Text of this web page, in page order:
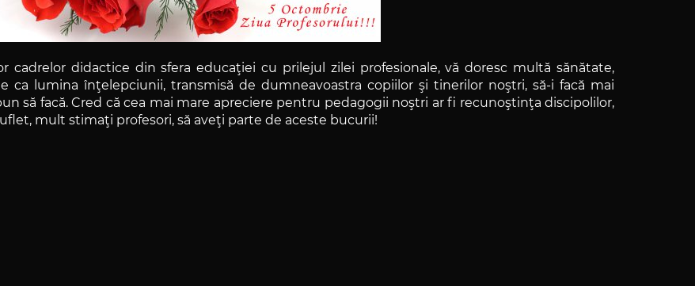
cadrelor didactice din sfera educaţiei cu prilejul zilei profesionale, vă doresc multă sănătate,
ca lumina înţelepciunii, transmisă de dumneavoastra copiilor şi tinerilor noştri, să-i facă mai
să facă. Cred că cea mai mare apreciere pentru pedagogii noştri ar fi recunoştinţa discipolilor,
mult stimaţi profesori, să aveţi parte de aceste bucurii!